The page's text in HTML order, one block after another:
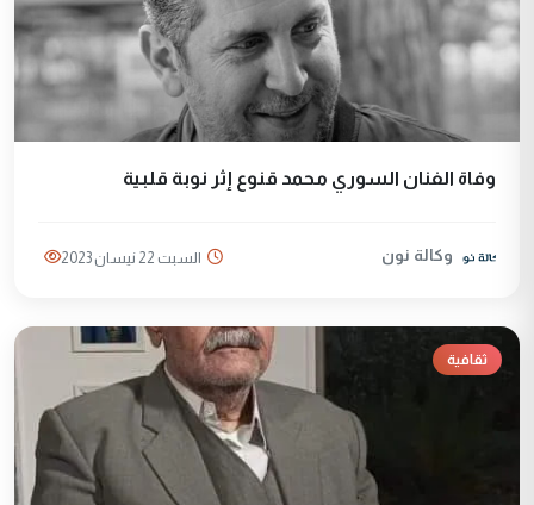
وفاة الفنان السوري محمد قنوع إثر نوبة قلبية
وكالة نون السبت 22 نيسان 2023
ثقافية